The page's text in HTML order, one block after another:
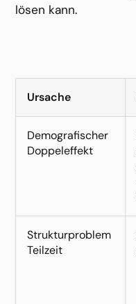
lösen kann.
Ursache
Demografischer
Doppeleffekt
Strukturproblem
Teilzeit